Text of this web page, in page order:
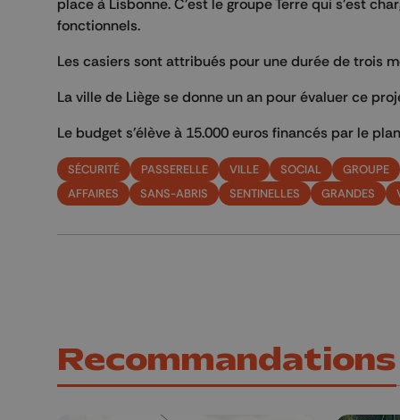
place à Lisbonne. C'est le groupe Terre qui s'est
fonctionnels.
Les casiers sont attribués pour une durée de trois
La ville de Liège se donne un an pour évaluer ce
Le budget s'élève à 15.000 euros financés par le
SÉCURITÉ PASSERELLE VILLE SOCIAL GROUPE
AFFAIRES
SANS-ABRIS SENTINELLES GRANDES
Recommandations